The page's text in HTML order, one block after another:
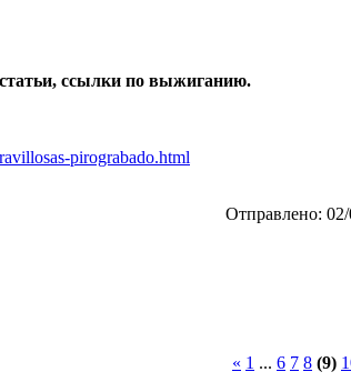
ссылки по выжиганию.
pirograbado.html
Отправлено:
« 1 ... 6 7 8 (9)